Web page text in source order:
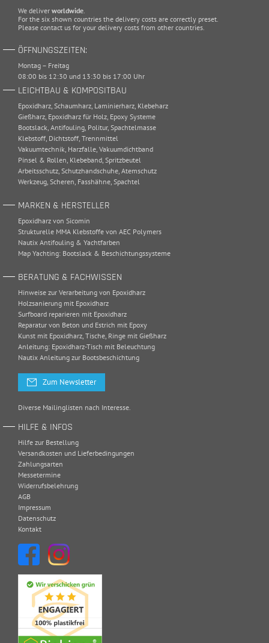
We deliver worldwide.
For the six shown countries the delivery costs are correctly preset.
Please contact us for your delivery costs from other countries.
ÖFFNUNGSZEITEN:
Montag – Freitag
08:00 bis 12:30 und 13:30 bis 17:00 Uhr
LEICHTBAU & KOMPOSITBAU
Epoxidharz, Schaumharz, Laminierharz, Klebeharz
Gießharz, Epoxidharz für Holz, Epoxy Systeme
Bootslack, Antifouling, Politur, Spachtelmasse
Klebstoff, Dichtstoff, Trennmittel
Vakuumtechnik, Harzfalle, Vakuumdichtband
Pinsel & Rollen, Klebeband, Spritzbeutel
Arbeitsschutz, Schutzhandschuhe, Atemschutz
Werkzeug, Scheren, Fasshähne, Spachtel
MARKEN & HERSTELLER
Epoxidharz von Sicomin
Strukturelle MMA Klebstoffe von AEC Polymers
Nautix Antifouling & Yachtfarben
Map Yachting: Bootslack & Beschichtungssysteme
BERATUNG & FACHWISSEN
Hinweise zur Verarbeitung von Epoxidharz
Holzsanierung mit Epoxidharz
Surfboard reparieren mit Epoxidharz
Reparatur von Beton und Estrich mit Epoxy
Kunst mit Epoxidharz, Tische, Ringe mit Gießharz
Anleitung: Epoxidharz-Tisch mit Beleuchtung
Nautix Anleitung zur Bootsbeschichtung
Zum Newsletter
Diverse Mailinglisten nach Interesse.
HILFE & INFOS
Hilfe zur Bestellung
Versandkosten und Lieferbedingungen
Zahlungsarten
Messetermine
Widerrufsbelehrung
AGB
Impressum
Datenschutz
Kontakt